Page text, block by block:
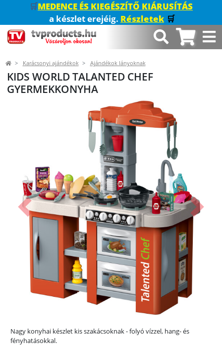
🛒MEDENCE ÉS KIEGÉSZÍTŐ KIÁRUSÍTÁS
a készlet erejéig. Részletek 🛒
Karácsonyi ajándékok Ajándékok lányoknak
KIDS WORLD TALANTED CHEF
GYERMEKKONYHA
Előző
Nagy konyhai készlet kis szakácsoknak - folyó vízzel, hang- és
fényhatásokkal.